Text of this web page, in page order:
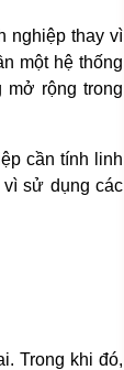
nghiệp thay vì
một hệ thống
mở rộng trong
cần tính linh
vì sử dụng các
Trong khi đó,